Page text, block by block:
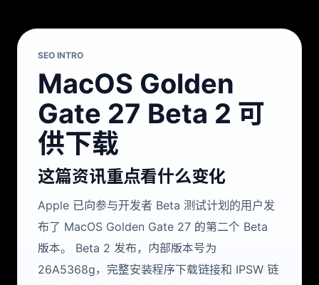
SEO INTRO
MacOS Golden
Gate 27 Beta 2 可
供下载
这篇资讯重点看什么变化
Apple 已向参与开发者 Beta 测试计划的用户发
布了 MacOS Golden Gate 27 的第二个 Beta
版本。 Beta 2 发布，内部版本号为
26A5368g，完整安装程序下载链接和 IPSW 链